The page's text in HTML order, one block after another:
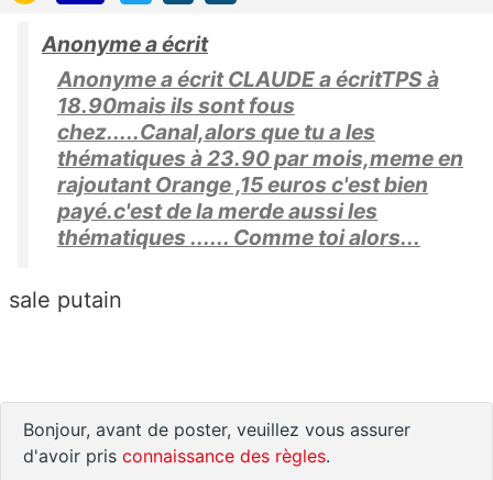
Anonyme a écrit
Anonyme a écrit CLAUDE a écritTPS à
18.90mais ils sont fous
chez.....Canal,alors que tu a les
thématiques à 23.90 par mois,meme en
rajoutant Orange ,15 euros c'est bien
payé.c'est de la merde aussi les
thématiques ...... Comme toi alors...
sale putain
Bonjour, avant de poster, veuillez vous assurer
d'avoir pris connaissance des règles.